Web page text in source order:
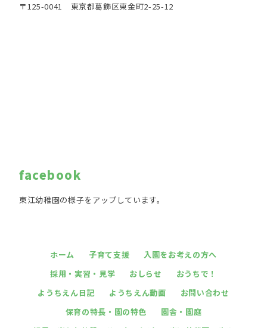
〒125-0041 東京都葛飾区東金町2-25-12
facebook
東江幼稚園の様子をアップしています。
ホーム 子育て支援
入園をお考えの方へ
採用・実習・見学
おしらせ
おうちで！
ようちえん日記
ようちえん動画
お問い合わせ
保育の特長・園の特色
園舎・園庭